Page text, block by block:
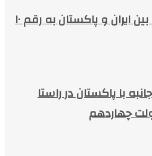
افزایش حجم تجارت بین ایران و پاکستان به رقم ۱۰
با پاکستان در راستا
چهاردهم